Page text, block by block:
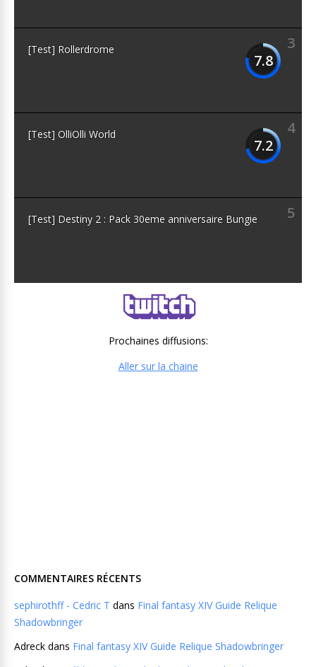
3
7.8
[Test] Rollerdrome
4
7.2
[Test] OlliOlli World
5
[Test] Destiny 2 : Pack 30eme anniversaire Bungie
Prochaines diffusions:
Aller sur la chaine
COMMENTAIRES RÉCENTS
sephirothff - Cedric T dans Final fantasy XIV Guide Relique
Shadowbringer
Adreck dans Final fantasy XIV Guide Relique Shadowbringer